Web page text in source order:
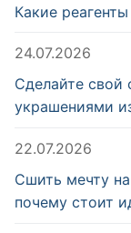
Какие
24.07.2026
Сделайте свой
украшениями
22.07.2026
Сшить мечту на
почему стоит